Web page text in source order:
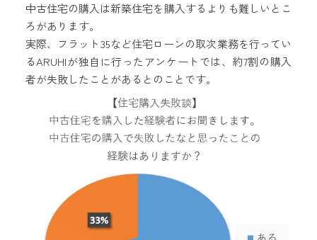
中古住宅の購入は新築住宅を購入するよりも難しいとこ
ろがあります。
実際、フラット35など住宅ローンの取次業務を行ってい
るARUHIが独自に行ったアンケートでは、約7割の購入
者が失敗したことがあるとのことです。